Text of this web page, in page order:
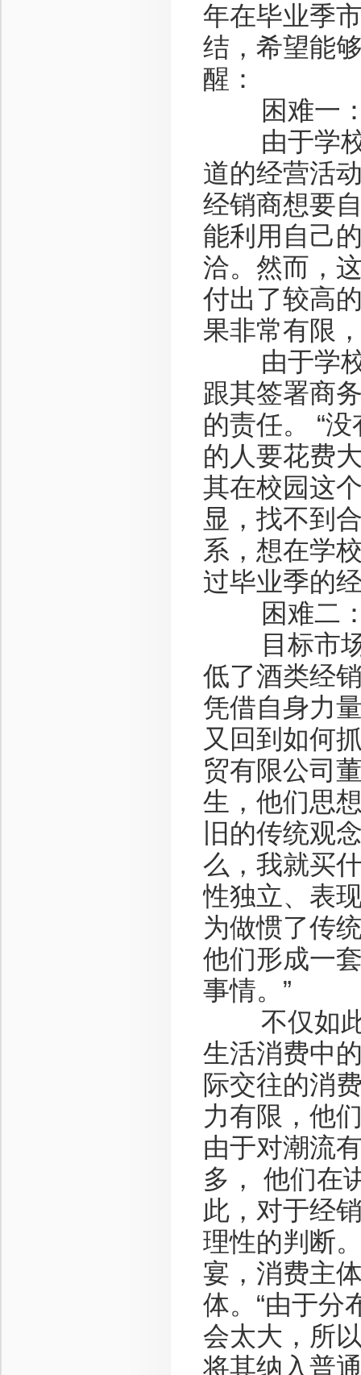
年在毕业季
结，希望能
醒：
困难一：
由于学校
道的经营活
经销商想要
能利用自己
洽。然而，
付出了较高
果非常有限
由于学校
跟其签署商
的责任。 “
的人要花费
其在校园这
显，找不到
系，想在学
过毕业季的
困难二：
目标市场
低了酒类经
凭借自身力
又回到如何
贸有限公司
生，他们思
旧的传统观
么，我就买
性独立、表
为做惯了传
他们形成一
事情。”
不仅如此
生活消费中
际交往的消
力有限，他
由于对潮流
多， 他们在
此，对于经
理性的判断
宴，消费主
体。“由于分
会太大，所
将其纳入普